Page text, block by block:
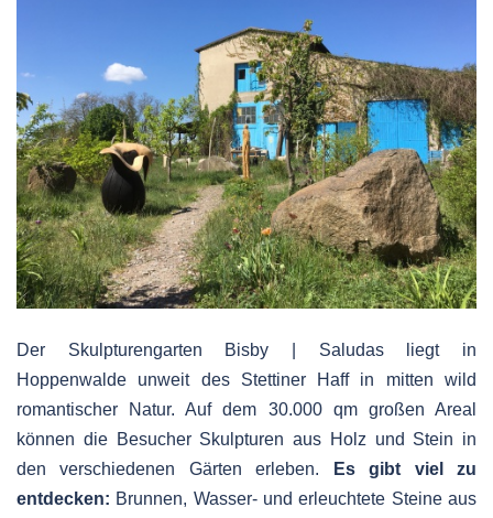
Der Skulpturengarten Bisby | Saludas liegt in
Hoppenwalde unweit des Stettiner Haff in mitten wild
romantischer Natur.Auf dem 30.000 qm großen Areal
können die Besucher Skulpturen aus Holz und Stein in
den verschiedenen Gärten erleben.
Es gibt viel zu
entdecken: Brunnen, Wasser- und erleuchtete Steine aus